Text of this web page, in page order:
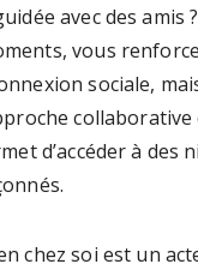
avec des amis
vous
sociale,
d’accéder à des
chez soi est un